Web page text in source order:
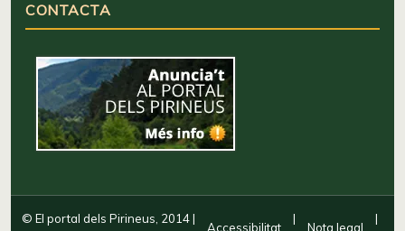
CONTACTA
© El portal dels Pirineus, 2014|
Accessibilitat
|
Nota legal
|